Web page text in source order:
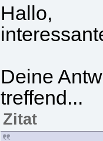
Hallo,
Deine
treffend...
Zitat